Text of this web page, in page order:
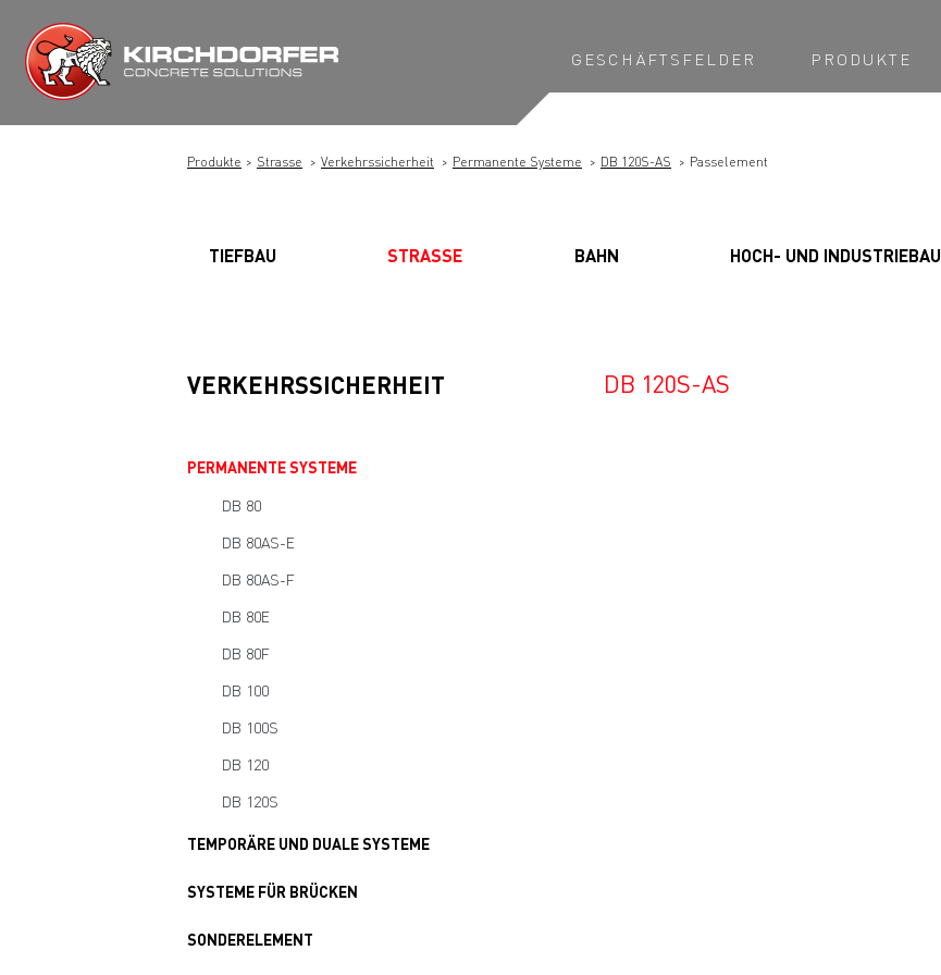
Inhalt
springen
GESCHÄFTSFELDER PRODUKTE
Produkte Strasse Verkehrssicherheit Permanente Systeme DB 120S-AS Passelement
TIEFBAU STRASSE BAHN HOCH- UND INDUSTRIEBAU
VERKEHRSSICHERHEIT
PERMANENTE SYSTEME
DB 80
DB 80AS-E
DB 80AS-F
DB 80E
DB 80F
DB 100
DB 100S
DB 120
DB 120S
TEMPORÄRE UND DUALE SYSTEME
SYSTEME FÜR BRÜCKEN
SONDERELEMENT
DB 120S-AS